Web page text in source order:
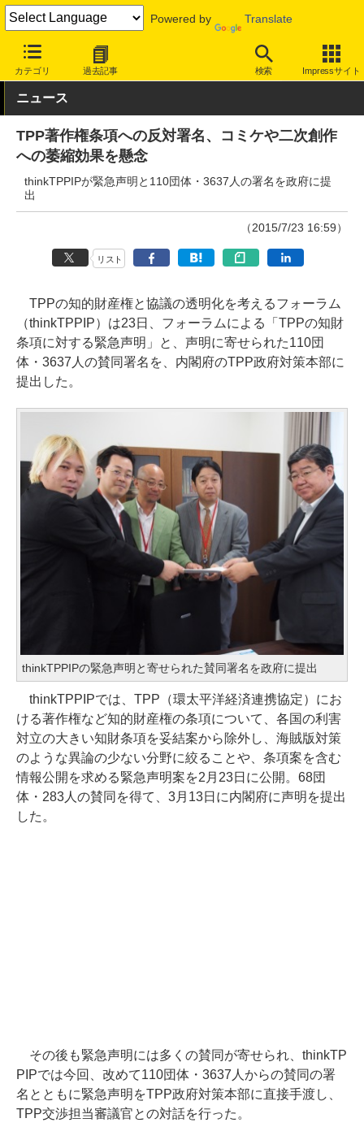
Powered by Translate
カテゴリ 過去記事 検索 Impressサイト
INTERNET Watch トピック 著作権
ニュース
TPP著作権条項への反対署名、コミケや二次創作
への萎縮効果を懸念
thinkTPPIPが緊急声明と110団体・3637人の署名を政府に提
出
（2015/7/23 16:59）
リスト
TPPの知的財産権と協議の透明化を考えるフォーラム
（thinkTPPIP）は23日、フォーラムによる「TPPの知財
条項に対する緊急声明」と、声明に寄せられた110団
体・3637人の賛同署名を、内閣府のTPP政府対策本部に
提出した。
thinkTPPIPの緊急声明と寄せられた賛同署名を政府に提出
thinkTPPIPでは、TPP（環太平洋経済連携協定）にお
ける著作権など知的財産権の条項について、各国の利害
対立の大きい知財条項を妥結案から除外し、海賊版対策
のような異論の少ない分野に絞ることや、条項案を含む
情報公開を求める緊急声明案を2月23日に公開。68団
体・283人の賛同を得て、3月13日に内閣府に声明を提出
した。
その後も緊急声明には多くの賛同が寄せられ、thinkTP
PIPでは今回、改めて110団体・3637人からの賛同の署
名とともに緊急声明をTPP政府対策本部に直接手渡し、
TPP交渉担当審議官との対話を行った。